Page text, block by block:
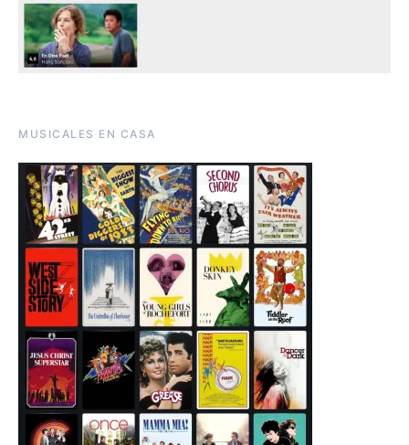
MUSICALES EN CASA